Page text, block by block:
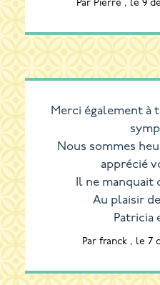
Par Pierre , le 9
Merci également à
Nous sommes
apprécié
Il ne manquait
Au plaisir
Patricia
Par franck , le 7